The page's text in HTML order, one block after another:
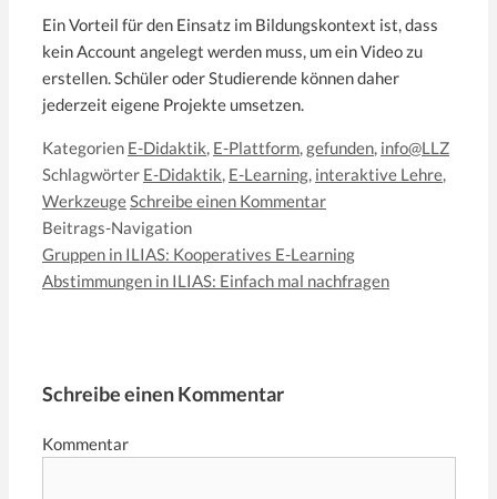
Ein Vorteil für den Einsatz im Bildungskontext ist, dass
kein Account angelegt werden muss, um ein Video zu
erstellen. Schüler oder Studierende können daher
jederzeit eigene Projekte umsetzen.
Kategorien E-Didaktik, E-Plattform,gefunden, info@LLZ
Schlagwörter E-Didaktik, E-Learning, interaktive Lehre,
WerkzeugeSchreibe einen Kommentar
Beitrags-Navigation
Gruppen in ILIAS: Kooperatives E-Learning
Abstimmungen in ILIAS: Einfach mal nachfragen
Schreibe einen Kommentar
Kommentar